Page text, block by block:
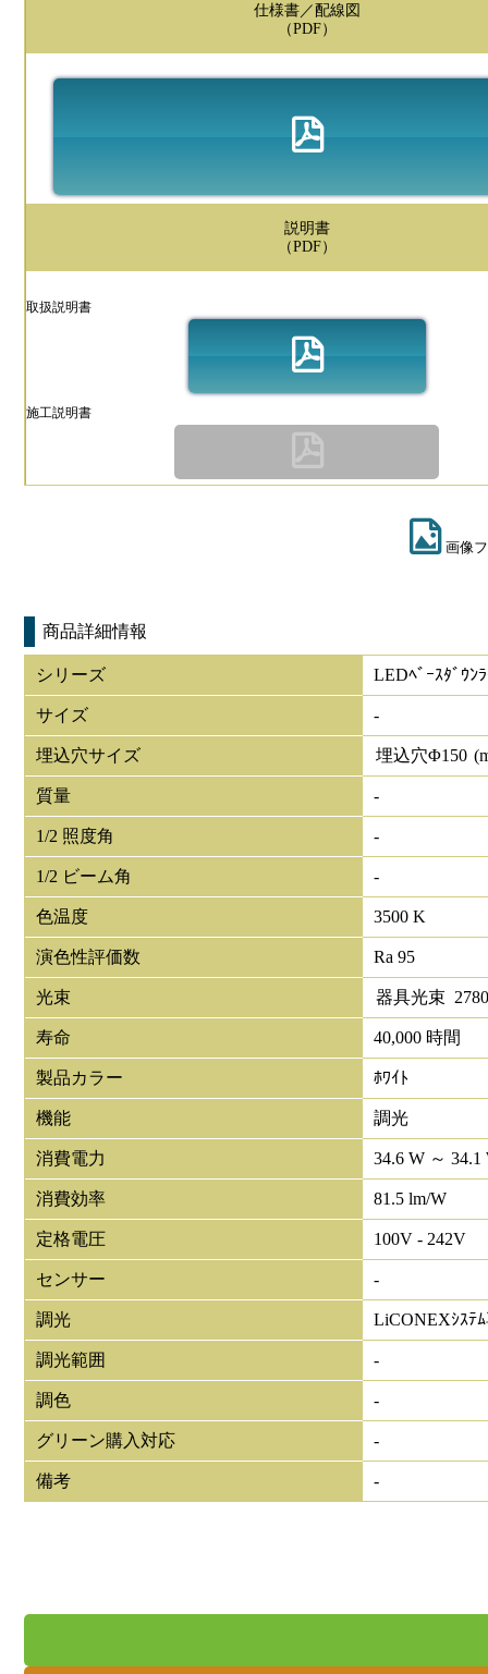
仕様書／配線図
（PDF）
説明書
（PDF）
取扱説明書
施工説明書
画像
商品詳細情報
シリーズ LEDﾍﾞｰｽﾀﾞｳﾝ
サイズ -
埋込穴サイズ 埋込穴Φ150
質量 -
1/2 照度角 -
1/2 ビーム角 -
色温度 3500 K
演色性評価数 Ra 95
光束 器具光束
寿命 40,000 時間
製品カラー ﾎﾜｲﾄ
機能 調光
消費電力 34.6 W ～ 34.1
消費効率 81.5 lm/W
定格電圧 100V - 242V
センサー -
調光 LiCONEXｼｽﾃ
調光範囲 -
調色 -
グリーン購入対応 -
備考 -